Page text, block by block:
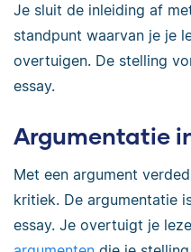
Je sluit de inleiding af
standpunt waarvan je je
overtuigen. De stelling
essay.
Argumentatie
Met een argument
kritiek. De argumentatie
essay. Je overtuigt je